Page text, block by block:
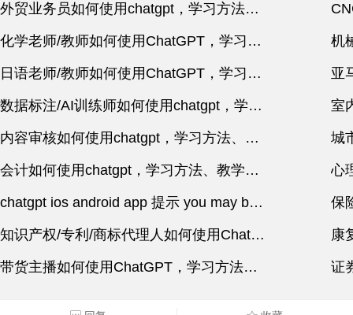
外贸业务员如何使用chatgpt，学习方法、教学指南
化学老师/教师如何使用ChatGPT，学习方法、教学指南
日语老师/教师如何使用ChatGPT，学习方法、教学指南
数据标注/AI训练师如何使用chatgpt，学习方法、教学指南
内容审核如何使用chatgpt，学习方法、教学指南
会计如何使用chatgpt，学习方法、教学指南
chatgpt ios android app 提示 you may be connected to a disallowed isp怎么办
知识产权/专利/商标代理人如何使用ChatGPT，学习方法、教学指南
带货主播如何使用ChatGPT，学习方法、教学指南